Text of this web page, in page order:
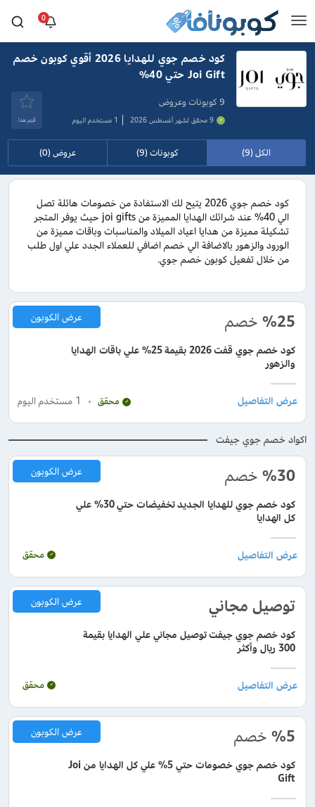
0
كود خصم جوي للهدايا 2026 أقوي كوبون خصم
Joi Gift حتي 40%
9 كوبونات وعروض
9 محقق لشهر أغسطس 2026 1 مستخدم اليوم قيَم هذا
الكل (9) كوبونات (9) عروض (0)
كود خصم جوي 2026 يتيح لك الاستفادة من خصومات هائلة تصل
الي 40% عند شرائك الهدايا المميزة من joi gifts حيث يوفر المتجر
تشكيلة مميزة من هدايا اعياد الميلاد والمناسبات وباقات مميزة من
الورود والزهور بالاضافة الي خصم اضافي للعملاء الجدد علي اول طلب
من خلال تفعيل كوبون خصم جوي.
%25 خصم
كود خصم جوي قفت 2026 بقيمة 25% علي باقات الهدايا
والزهور
عرض الكوبون
محقق 1 مستخدم اليوم
اكواد خصم جوي جيفت
%30 خصم
كود خصم جوي للهدايا الجديد تخفيضات حتي 30% علي
كل الهدايا
عرض الكوبون
محقق
توصيل مجاني
كود خصم جوي جيفت توصيل مجاني علي الهدايا بقيمة
300 ريال وأكثر
عرض الكوبون
محقق
%5 خصم
كود خصم جوي خصومات حتي 5% علي كل الهدايا من Joi
Gift
عرض الكوبون